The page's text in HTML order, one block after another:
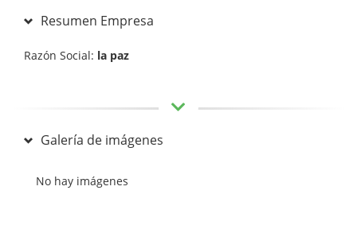
Resumen Empresa
Razón Social: la paz
Galería de imágenes
No hay imágenes